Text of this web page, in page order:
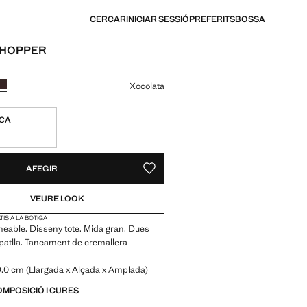
CERCARINICIAR SESSIÓPREFERITSBOSSA
19,99 ]
color
Xocolata
AFEGIR DESAR COM A PREFERIT
VEURE LOOK
A LA BOTIGA
Disseny tote. Mida gran. Dues
Tancament de cremallera
cm (Llargada x Alçada x Amplada)
I CURES